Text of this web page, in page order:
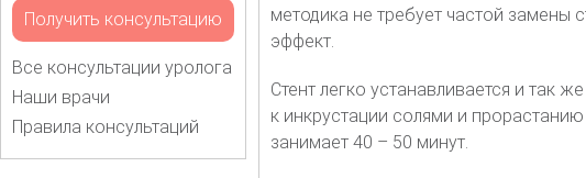
Получить консультацию
Все консультации уролога
Наши врачи
Правила консультаций
методика не требует частой замены
эффект.
Стент легко устанавливается и так
к инкрустации солями и
занимает 40 – 50 минут.